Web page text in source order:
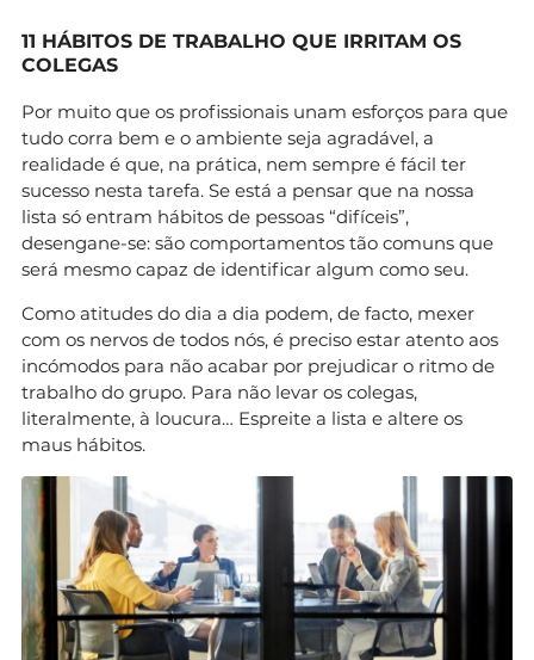
11 HÁBITOS DE TRABALHO QUE IRRITAM OS
COLEGAS
Por muito que os profissionais unam esforços para que
tudo corra bem e o ambiente seja agradável, a
realidade é que, na prática, nem sempre é fácil ter
sucesso nesta tarefa. Se está a pensar que na nossa
lista só entram hábitos de pessoas “difíceis”,
desengane-se: são comportamentos tão comuns que
será mesmo capaz de identificar algum como seu.
Como atitudes do dia a dia podem, de facto, mexer
com os nervos de todos nós, é preciso estar atento aos
incómodos para não acabar por prejudicar o ritmo de
trabalho do grupo. Para não levar os colegas,
literalmente, à loucura… Espreite a lista e altere os
maus hábitos.